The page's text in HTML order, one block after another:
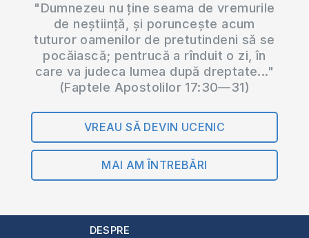
"Dumnezeu nu ține seama de vremurile
de neștiință, și poruncește acum
tuturor oamenilor de pretutindeni să se
pocăiască; pentrucă a rînduit o zi, în
care va judeca lumea după dreptate..."
(Faptele Apostolilor 17:30—31)
VREAU SĂ DEVIN UCENIC
MAI AM ÎNTREBĂRI
DESPRE